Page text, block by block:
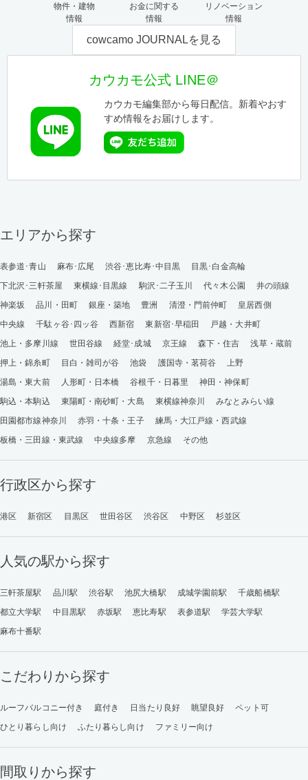
物件・建物
情報
お金に関する
情報
リノベーション
情報
cowcamo JOURNALを見る
カウカモ公式 LINE＠
カウカモ編集部から毎日配信。新着やおす
すめ情報をお届けします。
エリアから探す
表参道･青山 麻布･広尾 渋谷･恵比寿･中目黒
目黒･白金高輪
下北沢･三軒茶屋
東横線･目黒線 駒沢･二子玉川 代々木公園
井の頭線
神楽坂
品川・田町 銀座・築地 豊洲 清澄・門前仲町
皇居西側
中央線
千駄ヶ谷･四ッ谷 西新宿 東新宿･早稲田
戸越・大井町
池上・多摩川線
世田谷線 経堂･成城 京王線 森下・住吉
浅草・蔵前
押上・錦糸町
目白・雑司が谷 池袋 護国寺・茗荷谷
上野
湯島・東大前
人形町・日本橋 谷根千・日暮里
神田・神保町
駒込・本駒込
東陽町・南砂町・大島 東横線神奈川
みなとみらい線
田園都市線神奈川
赤羽・十条・王子
練馬・大江戸線・西武線
板橋・三田線・東武線
中央線多摩 京急線 その他
行政区から探す
港区 新宿区 目黒区 世田谷区 渋谷区 中野区 杉並区
人気の駅から探す
三軒茶屋駅 品川駅 渋谷駅 池尻大橋駅 成城学園前駅
千歳船橋駅
都立大学駅
中目黒駅 赤坂駅 恵比寿駅 表参道駅
学芸大学駅
麻布十番駅
こだわりから探す
ルーフバルコニー付き 庭付き 日当たり良好 眺望良好
ペット可
ひとり暮らし向け
ふたり暮らし向け ファミリー向け
間取りから探す